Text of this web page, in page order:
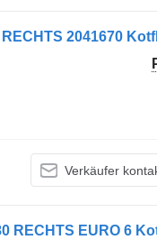
2041670
Verkäufer
RECHTS EURO 6